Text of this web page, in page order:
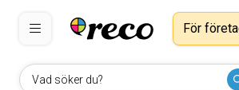
Vad söker du?
För